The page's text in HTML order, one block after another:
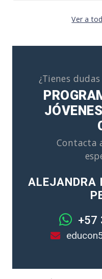
Ver a
¿Tienes
Contacta
ALEJANDRA
+57